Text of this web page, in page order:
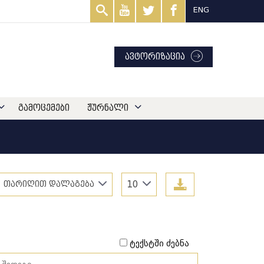
ENG
ავტორიზაცია
გამოცემები ჟურნალი
10
თარიღით დალაგება
ტექსტში ძებნა